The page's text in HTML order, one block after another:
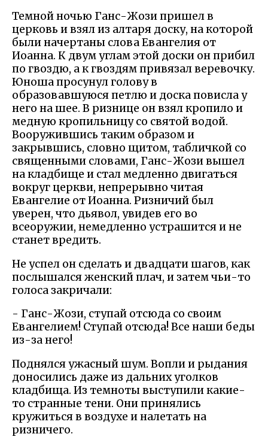
Темной ночью Ганс-Жози пришел в
церковь и взял из алтаря доску, на которой
были начертаны слова Евангелия от
Иоанна. К двум углам этой доски он прибил
по гвоздю, а к гвоздям привязал веревочку.
Юноша просунул голову в
образовавшуюся петлю и доска повисла у
него на шее. В ризнице он взял кропило и
медную кропильницу со святой водой.
Вооружившись таким образом и
закрывшись, словно щитом, табличкой со
священными словами, Ганс-Жози вышел
на кладбище и стал медленно двигаться
вокруг церкви, непрерывно читая
Евангелие от Иоанна. Ризничий был
уверен, что дьявол, увидев его во
всеоружии, немедленно устрашится и не
станет вредить.
Не успел он сделать и двадцати шагов, как
послышался женский плач, и затем чьи-то
голоса закричали:
- Ганс-Жози, ступай отсюда со своим
Евангелием! Ступай отсюда! Все наши беды
из-за него!
Поднялся ужасный шум. Вопли и рыдания
доносились даже из дальних уголков
кладбища. Из темноты выступили какие-
то странные тени. Они принялись
кружиться в воздухе и налетать на
ризничего.